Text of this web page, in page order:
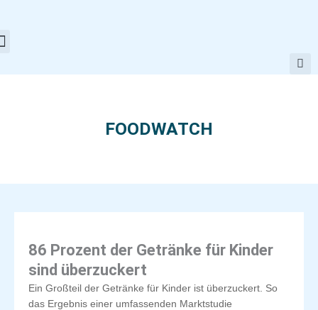
springen
FOODWATCH
86 Prozent der Getränke für Kinder
sind überzuckert
Ein Großteil der Getränke für Kinder ist überzuckert. So
das Ergebnis einer umfassenden Marktstudie